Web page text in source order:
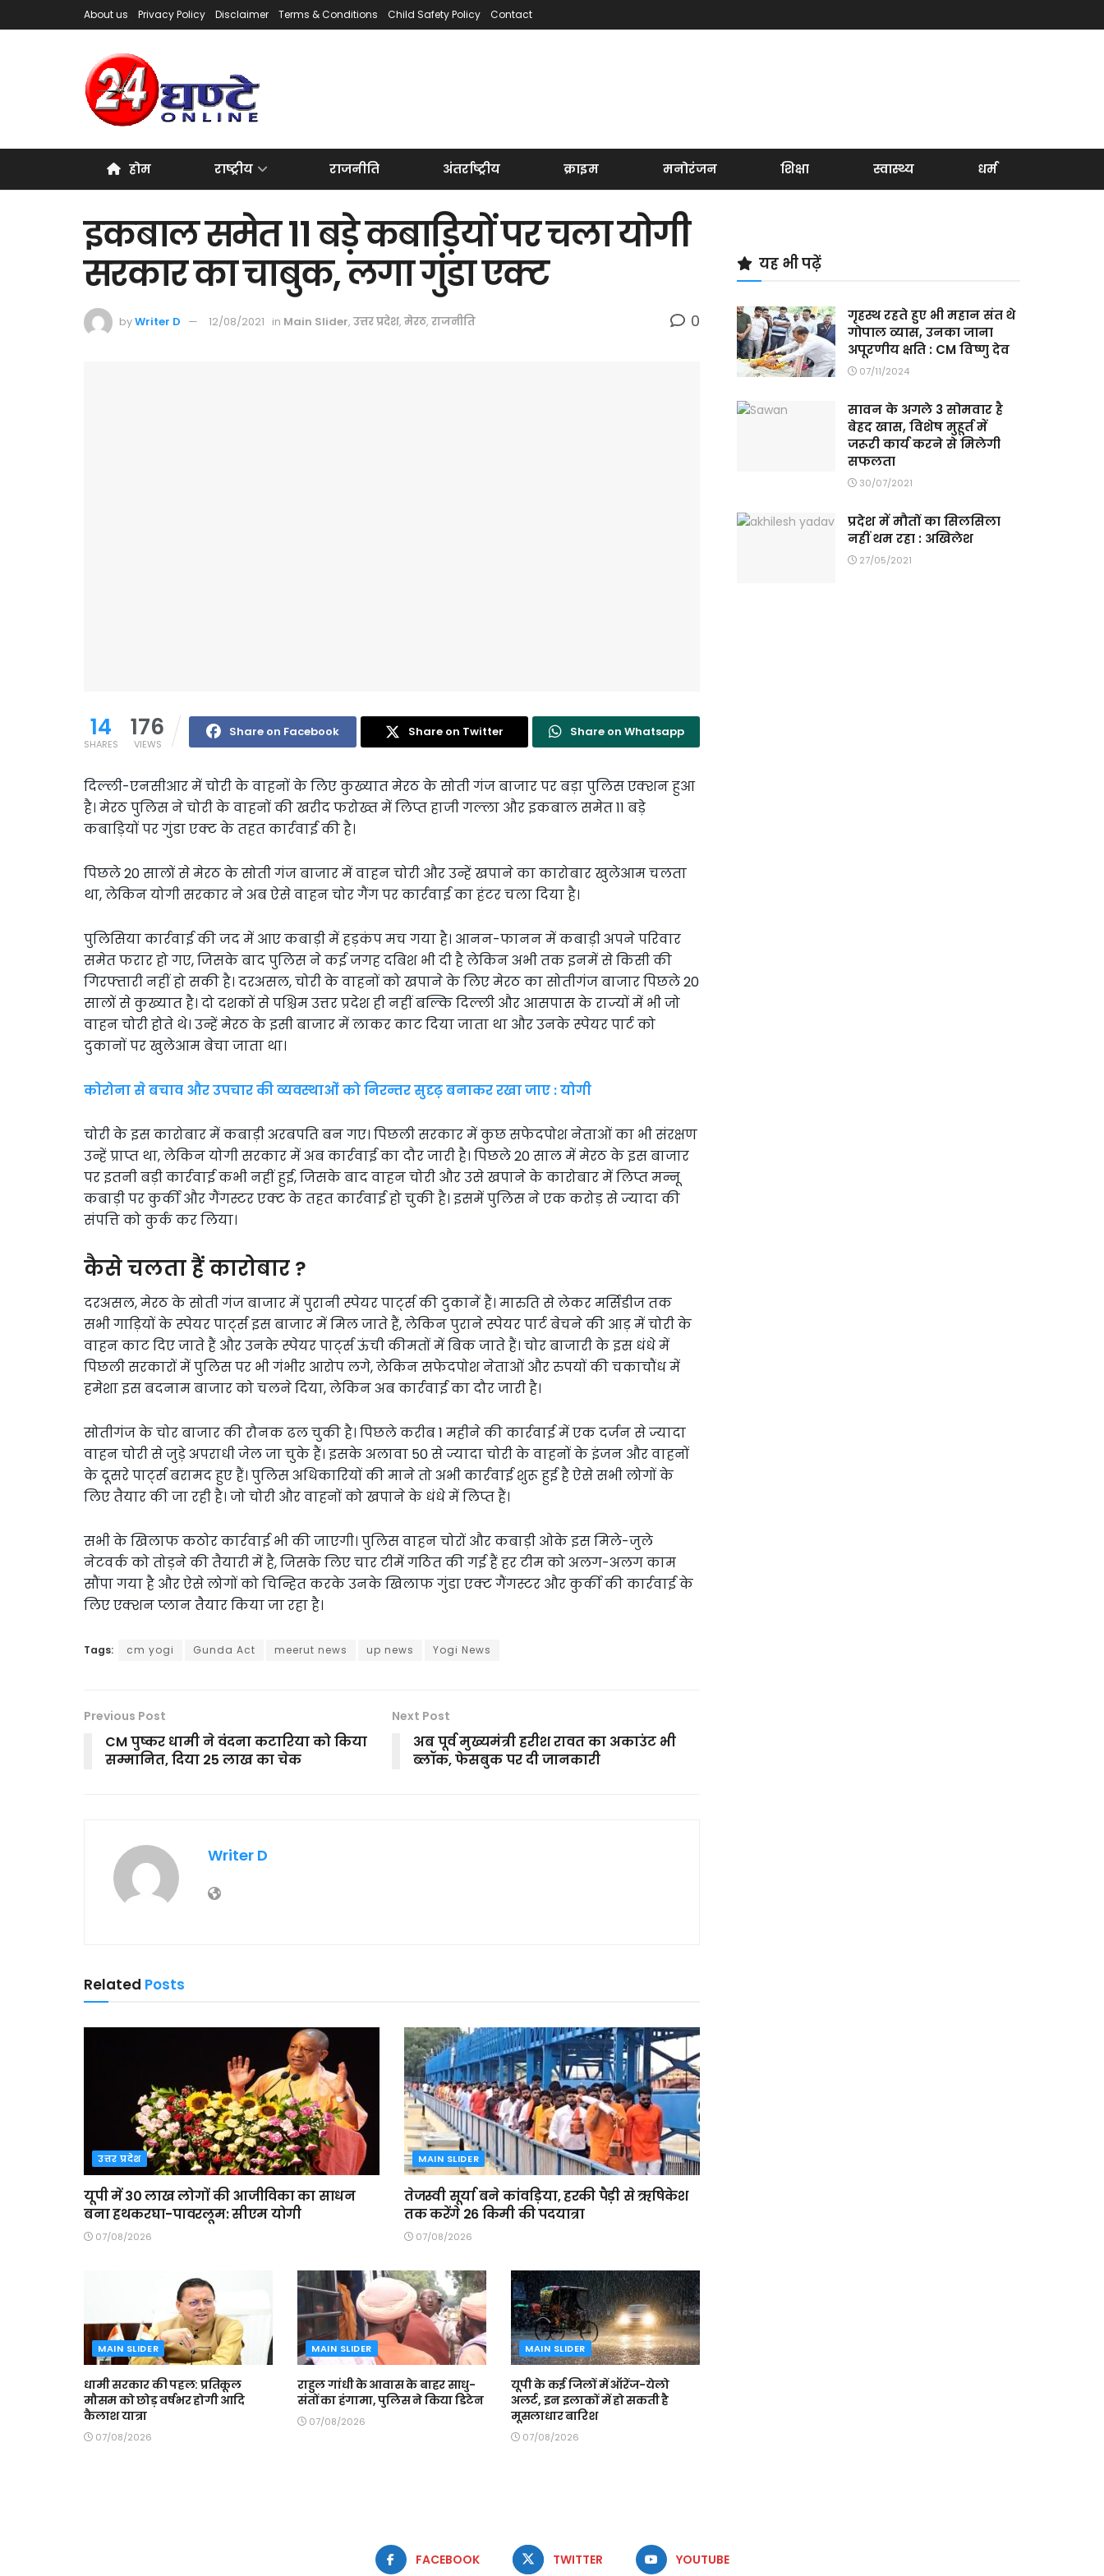
About us Privacy Policy Disclaimer Terms & Conditions Child Safety Policy Contact
होम राष्ट्रीय राजनीति अंतर्राष्ट्रीय क्राइम मनोरंजन शिक्षा स्वास्थ्य धर्म
इकबाल समेत 11 बड़े कबाड़ियों पर चला योगी
सरकार का चाबुक, लगा गुंडा एक्ट
byWriter D 12/08/2021 in Main Slider, उत्तर प्रदेश, मेरठ, राजनीति 0
14
SHARES
176
VIEWS
Share on Facebook Share on Twitter Share on Whatsapp
दिल्ली-एनसीआर में चोरी के वाहनों के लिए कुख्यात मेरठ के सोती गंज बाजार पर बड़ा पुलिस एक्शन हुआ
है। मेरठ पुलिस ने चोरी के वाहनों की खरीद फरोख्त में लिप्त हाजी गल्ला और इकबाल समेत 11 बड़े
कबाड़‍ियों पर गुंडा एक्ट के तहत कार्रवाई की है।
पिछले 20 सालों से मेरठ के सोती गंज बाजार में वाहन चोरी और उन्हें खपाने का कारोबार खुलेआम चलता
था, लेकिन योगी सरकार ने अब ऐसे वाहन चोर गैंग पर कार्रवाई का हंटर चला दिया है।
पुलिसिया कार्रवाई की जद में आए कबाड़ी में हड़कंप मच गया है। आनन-फानन में कबाड़ी अपने परिवार
समेत फरार हो गए, जिसके बाद पुलिस ने कई जगह दबिश भी दी है लेकिन अभी तक इनमें से किसी की
गिरफ्तारी नहीं हो सकी है। दरअसल, चोरी के वाहनों को खपाने के लिए मेरठ का सोतीगंज बाजार पिछले 20
सालों से कुख्यात है। दो दशकों से पश्चिम उत्तर प्रदेश ही नहीं बल्कि दिल्ली और आसपास के राज्यों में भी जो
वाहन चोरी होते थे। उन्हें मेरठ के इसी बाजार में लाकर काट दिया जाता था और उनके स्पेयर पार्ट को
दुकानों पर खुलेआम बेचा जाता था।
कोरोना से बचाव और उपचार की व्यवस्थाओं को निरन्तर सुदृढ़ बनाकर रखा जाए : योगी
चोरी के इस कारोबार में कबाड़ी अरबपति बन गए। पिछली सरकार में कुछ सफेदपोश नेताओं का भी संरक्षण
उन्हें प्राप्त था, लेकिन योगी सरकार में अब कार्रवाई का दौर जारी है। पिछले 20 साल में मेरठ के इस बाजार
पर इतनी बड़ी कार्रवाई कभी नहीं हुई, जिसके बाद वाहन चोरी और उसे खपाने के कारोबार में लिप्त मन्नू
कबाड़ी पर कुर्की और गैंगस्टर एक्ट के तहत कार्रवाई हो चुकी है। इसमें पुलिस ने एक करोड़ से ज्यादा की
संपत्ति को कुर्क कर लिया।
कैसे चलता हैं कारोबार ?
दरअसल, मेरठ के सोती गंज बाजार में पुरानी स्पेयर पार्ट्स की दुकानें हैं। मारुति से लेकर मर्सिडीज तक
सभी गाड़ियों के स्पेयर पार्ट्स इस बाजार में मिल जाते हैं, लेकिन पुराने स्पेयर पार्ट बेचने की आड़ में चोरी के
वाहन काट दिए जाते हैं और उनके स्पेयर पार्ट्स ऊंची कीमतों में बिक जाते हैं। चोर बाजारी के इस धंधे में
पिछली सरकारों में पुलिस पर भी गंभीर आरोप लगे, लेकिन सफेदपोश नेताओं और रुपयों की चकाचौंध में
हमेशा इस बदनाम बाजार को चलने दिया, लेकिन अब कार्रवाई का दौर जारी है।
सोतीगंज के चोर बाजार की रौनक ढल चुकी है। पिछले करीब 1 महीने की कार्रवाई में एक दर्जन से ज्यादा
वाहन चोरी से जुड़े अपराधी जेल जा चुके हैं। इसके अलावा 50 से ज्यादा चोरी के वाहनों के इंजन और वाहनों
के दूसरे पार्ट्स बरामद हुए हैं। पुलिस अधिकारियों की माने तो अभी कार्रवाई शुरू हुई है ऐसे सभी लोगों के
लिए तैयार की जा रही है। जो चोरी और वाहनों को खपाने के धंधे में लिप्त हैं।
सभी के खिलाफ कठोर कार्रवाई भी की जाएगी। पुलिस वाहन चोरों और कबाड़ी ओके इस मिले-जुले
नेटवर्क को तोड़ने की तैयारी में है, जिसके लिए चार टीमें गठित की गई हैं हर टीम को अलग-अलग काम
सौंपा गया है और ऐसे लोगों को चिन्हित करके उनके खिलाफ गुंडा एक्ट गैंगस्टर और कुर्की की कार्रवाई के
लिए एक्शन प्लान तैयार किया जा रहा है।
Tags: cm yogi Gunda Act meerut news up news Yogi News
Previous Post
CM पुष्कर धामी ने वंदना कटारिया को किया
सम्मानित, दिया 25 लाख का चेक
Next Post
अब पूर्व मुख्यमंत्री हरीश रावत का अकाउंट भी
ब्लॉक, फेसबुक पर दी जानकारी
Writer D
Related Posts
उत्तर प्रदेश
यूपी में 30 लाख लोगों की आजीविका का साधन
बना हथकरघा-पावरलूम: सीएम योगी
07/08/2026
MAIN SLIDER
तेजस्वी सूर्या बने कांवड़िया, हरकी पैड़ी से ऋषिकेश
तक करेंगे 26 किमी की पदयात्रा
07/08/2026
MAIN SLIDER
धामी सरकार की पहल: प्रतिकूल
मौसम को छोड़ वर्षभर होगी आदि
कैलाश यात्रा
07/08/2026
MAIN SLIDER
राहुल गांधी के आवास के बाहर साधु-
संतों का हंगामा, पुलिस ने किया डिटेन
07/08/2026
MAIN SLIDER
यूपी के कई जिलों में ऑरेंज-येलो
अलर्ट, इन इलाकों में हो सकती है
मूसलाधार बारिश
07/08/2026
यह भी पढ़ें
गृहस्थ रहते हुए भी महान संत थे
गोपाल व्यास, उनका जाना
अपूरणीय क्षति : CM विष्णु देव
07/11/2024
सावन के अगले 3 सोमवार है
बेहद खास, विशेष मुहूर्त में
जरूरी कार्य करने से मिलेगी
सफलता
30/07/2021
प्रदेश में मौतों का सिलसिला
नहीं थम रहा : अखिलेश
27/05/2021
FACEBOOK TWITTER YOUTUBE